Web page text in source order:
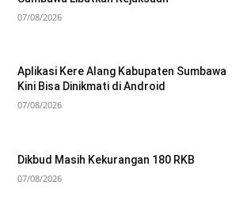
07/08/2026
Aplikasi Kere Alang Kabupaten Sumbawa
Kini Bisa Dinikmati di Android
07/08/2026
Dikbud Masih Kekurangan 180 RKB
07/08/2026